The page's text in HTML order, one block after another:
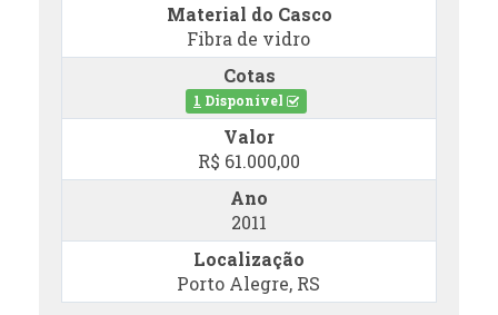
Material do Casco
Fibra de vidro
Cotas
1 Disponível
Valor
R$ 61.000,00
Ano
2011
Localização
Porto Alegre, RS